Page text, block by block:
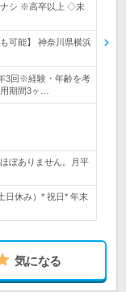
ナシ ※高卒以上 ◇未
可能】 神奈川県横浜
3回※経験・年齢を考
期間3ヶ…
ぼありません。月平
日休み）* 祝日* 年末
気になる